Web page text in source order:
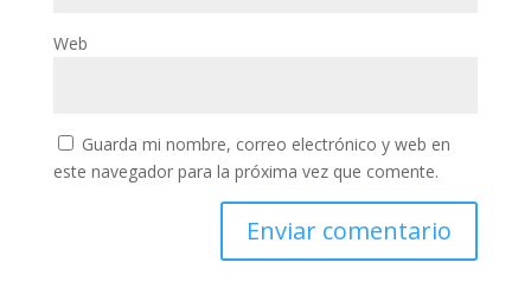
Web
Guarda mi nombre, correo electrónico y web en
este navegador para la próxima vez que comente.